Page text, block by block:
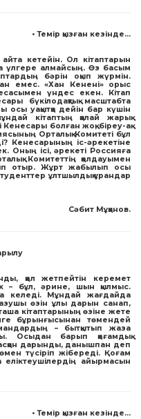
• Темір қызған кезінде…
кетейін. Ол кітаптарын
үлгере алмайсың. Өз басым
бәрін оқып жүрмін.
емес. «Хан Кенені» орыс
үндес екен. Кітап
бүкілодақтық масштабта
уақытқа дейін бар күшін
кітаптың қалай жарық
Кенесары болған жоқ, біреу-ақ
Орталық Комитеті бұл
Кенесарының іс-әрекетіне
Оның ісі, әрекеті Россияға
Комитеттің қолдауымен
отыр. Жұрт жабылып осы
ұлтшылдық ұрандар
Сәбит Мұқанов.
қол жетпейтін керемет
– бұл, әрине, шын қылмыс.
келеді. Мұндай жағдайда
өзін ұлы дарын санап,
кітаптарының өзіне жете
бұрынғысынан төмендей
– бытқытып жаза
Осыдан барып қоғамдық
дарынды, данышпан деп
түсіріп жібереді. Қоғам
айырмасын
• Темір қызған кезінде…